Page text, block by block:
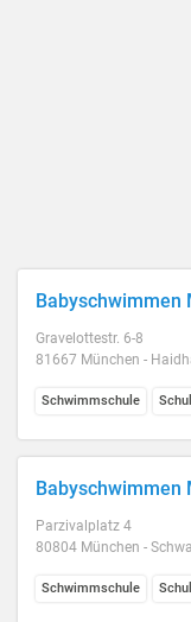
Babyschwimmen
Gravelottestr. 6-8
81667 München -
Schwimmschule
Babyschwimmen
Parzivalplatz 4
80804 München -
Schwimmschule